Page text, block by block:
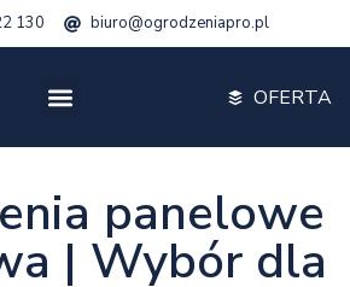
130 biuro@ogrodzeniapro.pl
OFERTA
panelowe
| Wybór dla